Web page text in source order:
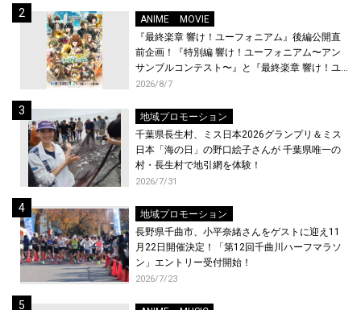
ANIME
MOVIE
『最終楽章 響け！ユーフォニアム』後編公開直
前企画！『特別編 響け！ユーフォニアム〜アン
サンブルコンテスト〜』と『最終楽章 響け！ユ
ーフォニアム』前編の一挙上映が決定！
2026/8/7
地域プロモーション
千葉県長生村、ミス日本2026グランプリ＆ミス
日本「海の日」の野口絵子さんが 千葉県唯一の
村・長生村で地引網を体験！
2026/7/31
地域プロモーション
長野県千曲市、小平奈緒さんをゲストに迎え11
月22日開催決定！「第12回千曲川ハーフマラソ
ン」エントリー受付開始！
2026/7/23